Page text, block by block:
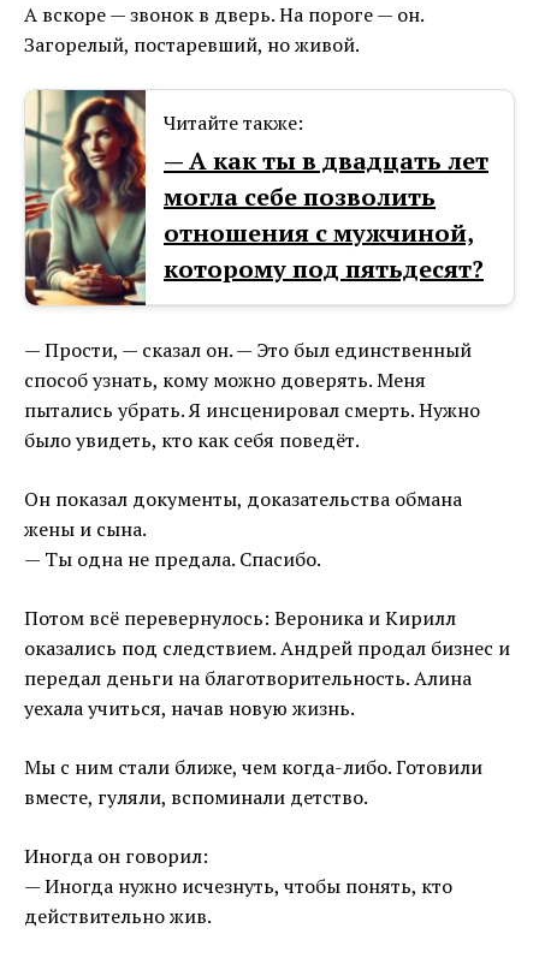
А вскоре — звонок в дверь. На пороге — он.
Загорелый, постаревший, но живой.
Читайте также:
— А как ты в двадцать лет
могла себе позволить
отношения с мужчиной,
которому под пятьдесят?
— Прости, — сказал он. — Это был единственный
способ узнать, кому можно доверять. Меня
пытались убрать. Я инсценировал смерть. Нужно
было увидеть, кто как себя поведёт.
Он показал документы, доказательства обмана
жены и сына.
— Ты одна не предала. Спасибо.
Потом всё перевернулось: Вероника и Кирилл
оказались под следствием. Андрей продал бизнес и
передал деньги на благотворительность. Алина
уехала учиться, начав новую жизнь.
Мы с ним стали ближе, чем когда-либо. Готовили
вместе, гуляли, вспоминали детство.
Иногда он говорил:
— Иногда нужно исчезнуть, чтобы понять, кто
действительно жив.